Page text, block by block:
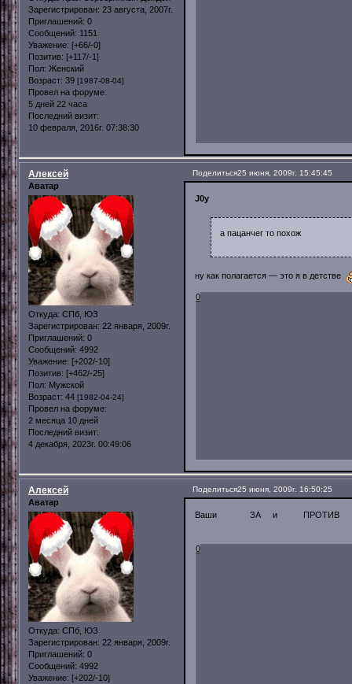
Зарегистрирован: 23 августа, 2007г.
Приглашений: 0
Сообщений: 1151
Уважение: [+66/-0]
Позитив: [+117/-1]
Пол: Женский
Возраст: 39 [1987-08-04]
Провел на форуме:
5 дней 22 часа
Последний визит:
10 февраля, 2016г. 07:38:30
Поделиться25 июня, 2009г. 15:45:45
Алексей
Аватар
Откуда: СПб, ЮЗ
Зарегистрирован: 22 января, 2009г.
Приглашений: 0
Сообщений: 4992
Уважение: [+202/-10]
Позитив: [+462/-25]
Пол: Мужской
Возраст: 44 [1982-04-24]
Провел на форуме:
2 месяца 10 дней
Последний визит:
4 декабря, 2023г. 00:49:06
J0y
а пацанчег то похож
ну как полагается — это я в детстве
0
Поделиться25 июня, 2009г. 16:50:25
Алексей
Аватар
Откуда: СПб, ЮЗ
Зарегистрирован: 22 января, 2009г.
Приглашений: 0
Сообщений: 4992
Уважение: [+202/-10]
Ваши ЗА и ПРОТИВ в
0